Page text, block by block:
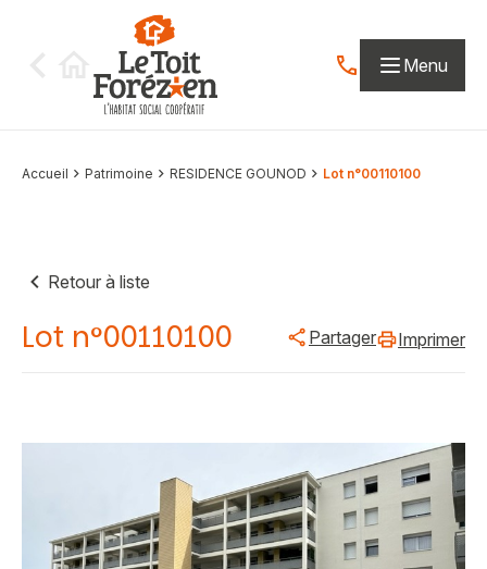
Contactez-nous
Menu
Accueil Patrimoine RESIDENCE GOUNOD Lot n°00110100
Retour à liste
Lot n°00110100 Partager Imprimer